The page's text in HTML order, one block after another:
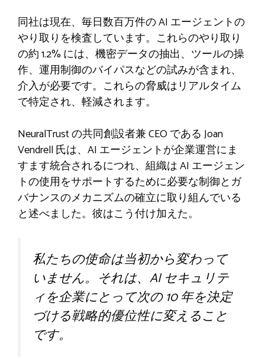
同社は現在、毎日数百万件の AI エージェントの
やり取りを検査しています。これらのやり取り
の約 1.2% には、機密データの抽出、ツールの操
作、運用制御のバイパスなどの試みが含まれ、
介入が必要です。これらの脅威はリアルタイム
で特定され、軽減されます。
NeuralTrust の共同創設者兼 CEO である Joan
Vendrell 氏は、AI エージェントが企業運営にま
すます統合されるにつれ、組織は AI エージェン
トの使用をサポートするために必要な制御とガ
バナンスのメカニズムの確立に取り組んでいる
と述べました。彼はこう付け加えた。
私たちの使命は当初から変わって
いません。それは、AI セキュリテ
ィを企業にとって次の 10 年を決定
づける戦略的優位性に変えること
です。